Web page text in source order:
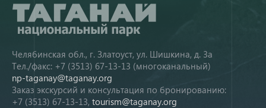
Челябинская обл., г. Златоуст, ул. Шишкина, д. 3а
Тел./факс: +7 (3513) 67-13-13 (многоканальный)
np-taganay@taganay.org
Заказ экскурсий и консультация по бронированию:
+7 (3513) 67-13-13, tourism@taganay.org